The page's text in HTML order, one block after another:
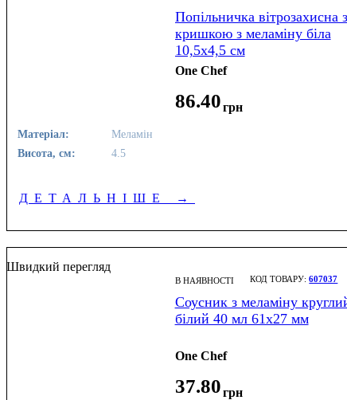
Попільничка вітрозахисна з
кришкою з меламіну біла
10,5х4,5 см
One Chef
86.40грн
Матеріал:
Меламін
Висота, см:
4.5
ДЕТАЛЬНІШЕ →
Швидкий перегляд
В НАЯВНОСТІ 607037
Соусник з меламіну
білий 40 мл 61х27 мм
One Chef
37.80грн